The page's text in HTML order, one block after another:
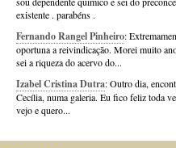
existente . parabéns .
Fernando Rangel Pinheiro:
oportuna a reivindicação. Morei muito
sei a riqueza do acervo do...
Izabel Cristina Dutra: Outro dia,
Cecília, numa galeria. Eu fico feliz toda
vejo e quero...